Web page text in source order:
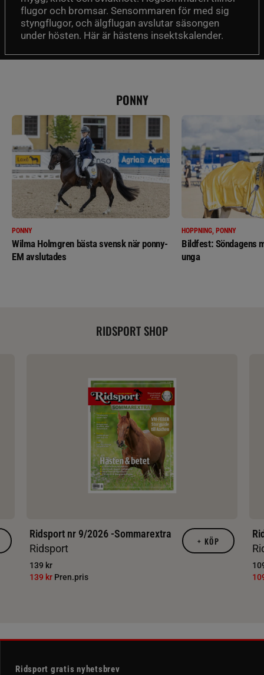
flugor och bromsar. Sensommaren för med sig
styngflugor, och älgflugan avslutar säsongen
under hösten. Här är hästens insektskalender.
PONNY
PONNY
Wilma Holmgren bästa svensk när ponny-
EM avslutades
HOPPNING, PONNY
Bildfest: Söndagens
unga
RIDSPORT SHOP
Ridsport nr 9/2026 -Sommarextra
Ridsport
139 kr
139 kr Pren.pris
+ KÖP
Ridsport gratis nyhetsbrev